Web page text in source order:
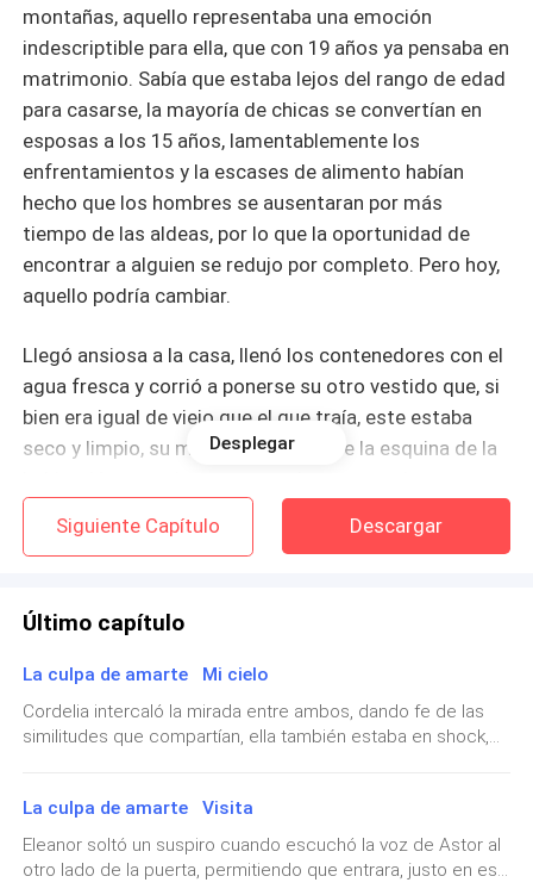
montañas, aquello representaba una emoción
indescriptible para ella, que con 19 años ya pensaba en
matrimonio. Sabía que estaba lejos del rango de edad
para casarse, la mayoría de chicas se convertían en
esposas a los 15 años, lamentablemente los
enfrentamientos y la escases de alimento habían
hecho que los hombres se ausentaran por más
tiempo de las aldeas, por lo que la oportunidad de
encontrar a alguien se redujo por completo. Pero hoy,
aquello podría cambiar.
Llegó ansiosa a la casa, llenó los contenedores con el
agua fresca y corrió a ponerse su otro vestido que, si
bien era igual de viejo que el que traía, este estaba
seco y limpio, su madre la veía desde la esquina de la
—¿En serio tienes que ir, Ely? — le preguntó
—Por supuesto, mamá. ¿Acaso no quieres que me
demasiado grande y si me sigo tardando…
—Si un hombre te va a rechazar por tu edad, entonces
—Lo sé, mamá. Pero hay que ser racionales… necesito
ser joven si quiero tener muchos bebes.
Desplegar
Siguiente Capítulo Descargar
Último capítulo
La culpa de amarte Mi cielo
Cordelia intercaló la mirada entre ambos, dando fe de las
similitudes que compartían, ella también estaba en shock,
reconociendo ese ultimo hecho, con rapidez y torpeza se
arrodilló y bajó el rostro en señal de respeto, Eleanor trató
de imitarla, pero su padre se lo impidió.—No es necesario —
dijo sonriente, mientras la sostenía por los brazos, después
La culpa de amarte Visita
Eleanor soltó un suspiro cuando escuchó la voz de Astor al
otro lado de la puerta, permitiendo que entrara, justo en ese